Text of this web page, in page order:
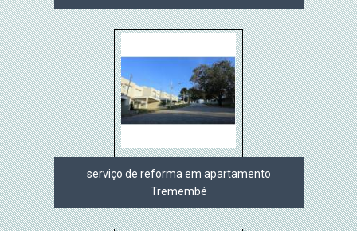
serviço de reforma em apartamento
Tremembé